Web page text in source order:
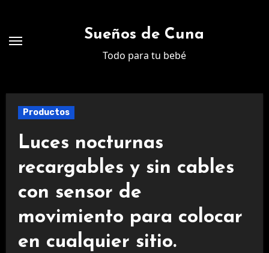
contenido
Sueños de Cuna
Todo para tu bebé
Productos
Luces nocturnas
recargables y sin cables
con sensor de
movimiento para colocar
en cualquier sitio.